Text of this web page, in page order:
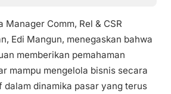
Manager Comm, Rel & CSR
Edi Mangun, menegaskan bahwa
memberikan pemahaman
mampu mengelola bisnis secara
dinamika pasar yang terus